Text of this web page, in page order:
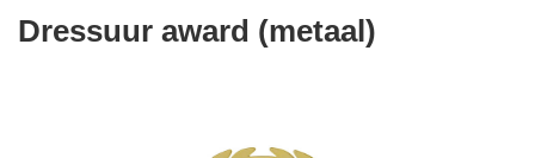
Dressuur award (metaal)